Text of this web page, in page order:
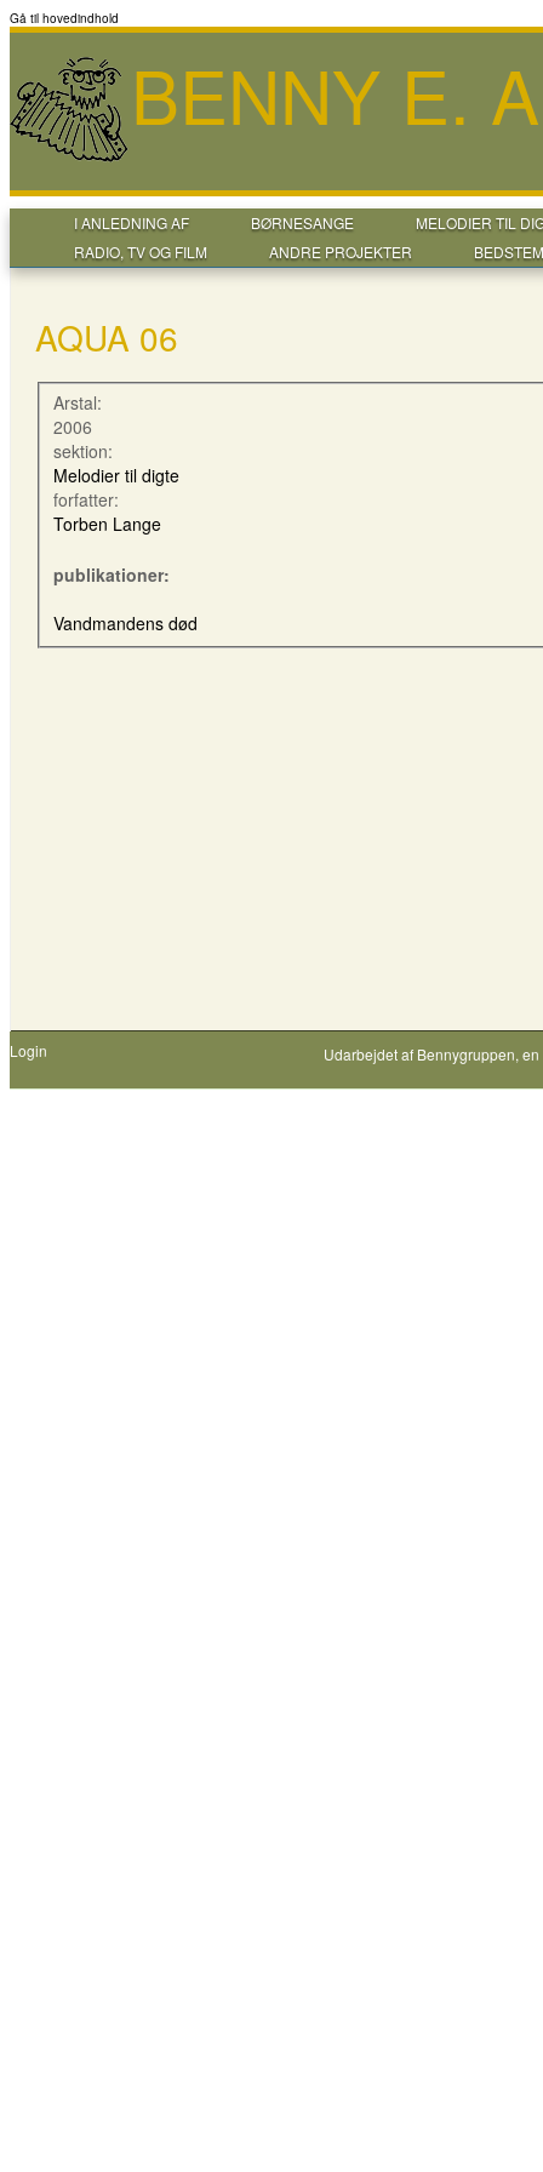
Gå til hovedindhold
BENNY E.
I ANLEDNING AF BØRNESANGE
MELODIER TIL
RADIO, TV OG FILM
ANDRE PROJEKTER
AQUA 06
Arstal:
2006
sektion:
Melodier til digte
forfatter:
Torben Lange
publikationer:
Vandmandens død
Login Udarbejdet af Bennygruppen,